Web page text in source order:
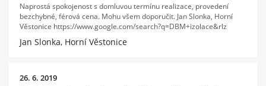
Naprostá spokojenost s domluvou termínu realizace, provedení
bezchybné, férová cena. Mohu všem doporučit. Jan Slonka, Horní
Věstonice https://www.google.com/search?q=DBM+izolace&rlz
Jan Slonka, Horní Věstonice
26. 6. 2019